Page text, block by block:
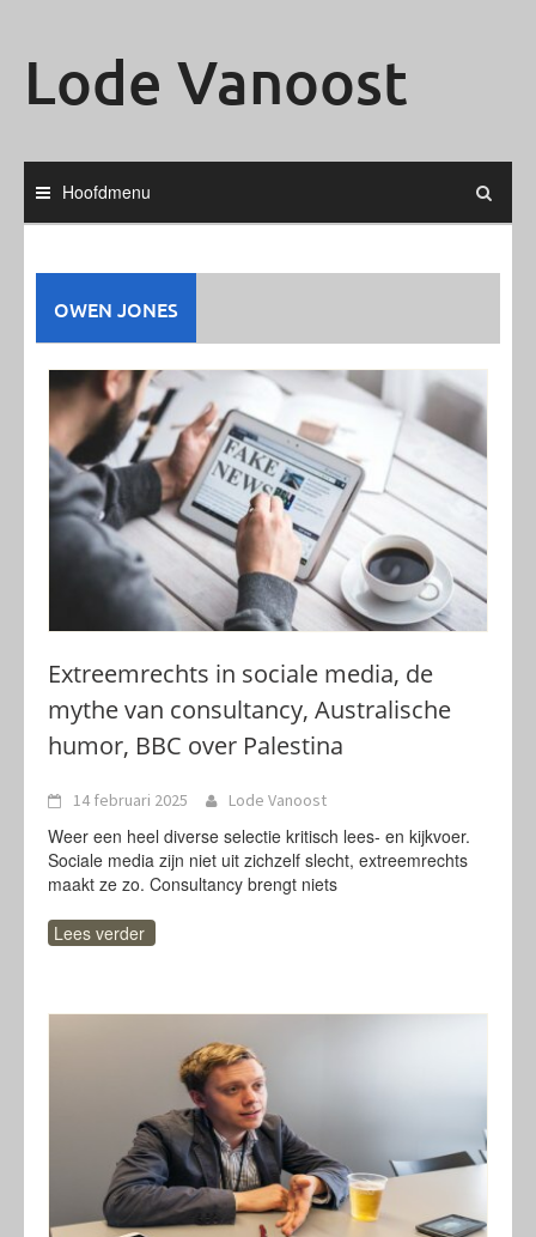
Lode Vanoost
Hoofdmenu
OWEN JONES
Extreemrechts in sociale media, de
mythe van consultancy, Australische
humor, BBC over Palestina
14 februari 2025 Lode Vanoost
Weer een heel diverse selectie kritisch lees- en kijkvoer.
Sociale media zijn niet uit zichzelf slecht, extreemrechts
maakt ze zo. Consultancy brengt niets
Lees verder